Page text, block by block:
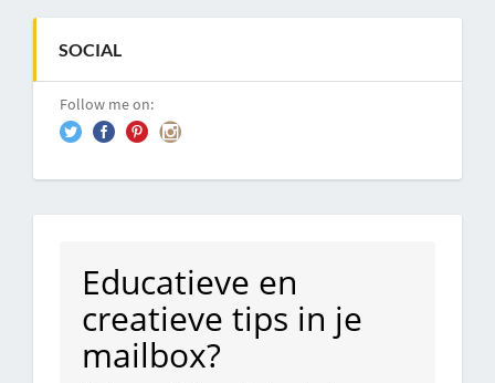
SOCIAL
Follow me on:
Educatieve en
creatieve tips in je
mailbox?